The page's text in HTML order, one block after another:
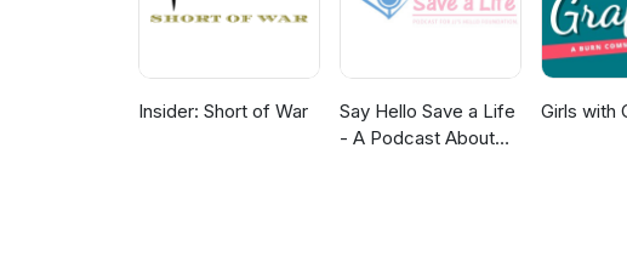
Insider: Short of War
Say Hello Save a Life
- A Podcast About
Girls with